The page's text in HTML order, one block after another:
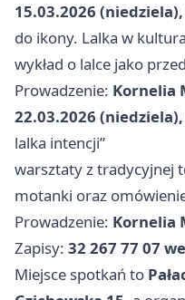
15.03.2026
do ikony. Lalka w
wykład o lalce jako
Prowadzenie: Kornelia
22.03.2026
lalka intencji”
warsztaty z tradycyjnej
motanki oraz
Prowadzenie: Kornelia
Zapisy: 32 267 77 07
Miejsce spotkań to